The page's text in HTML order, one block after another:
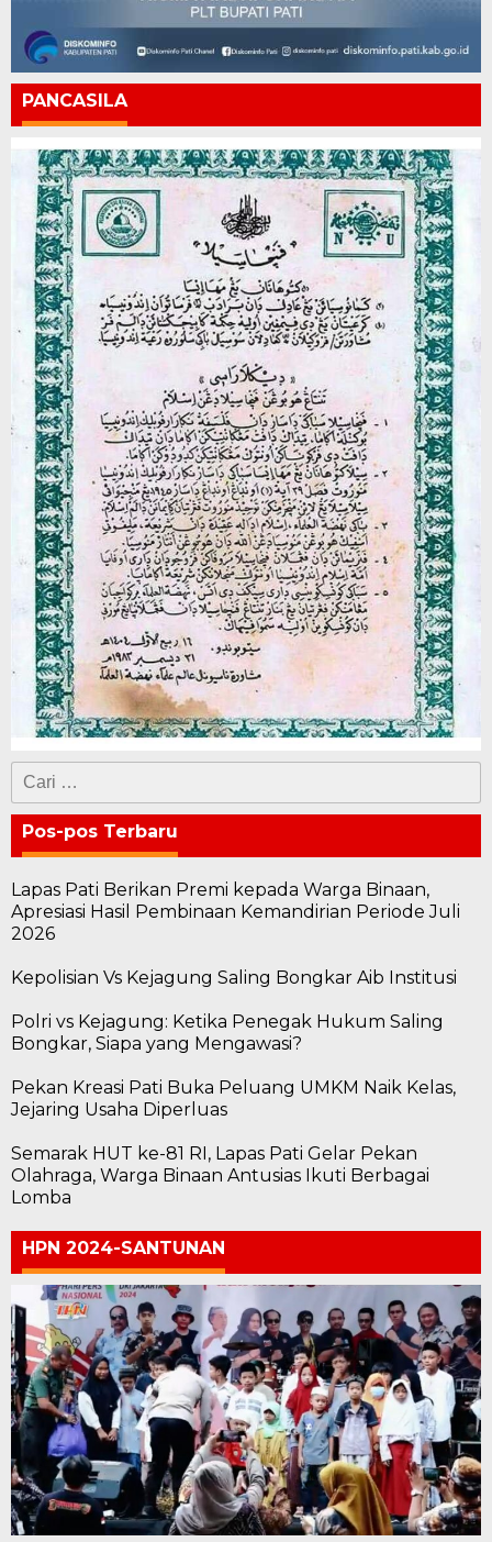
PANCASILA
Cari
untuk:
Pos-pos Terbaru
Lapas Pati Berikan Premi kepada Warga Binaan,
Apresiasi Hasil Pembinaan Kemandirian Periode Juli
2026
Kepolisian Vs Kejagung Saling Bongkar Aib Institusi
Polri vs Kejagung: Ketika Penegak Hukum Saling
Bongkar, Siapa yang Mengawasi?
Pekan Kreasi Pati Buka Peluang UMKM Naik Kelas,
Jejaring Usaha Diperluas
Semarak HUT ke-81 RI, Lapas Pati Gelar Pekan
Olahraga, Warga Binaan Antusias Ikuti Berbagai
Lomba
HPN 2024-SANTUNAN